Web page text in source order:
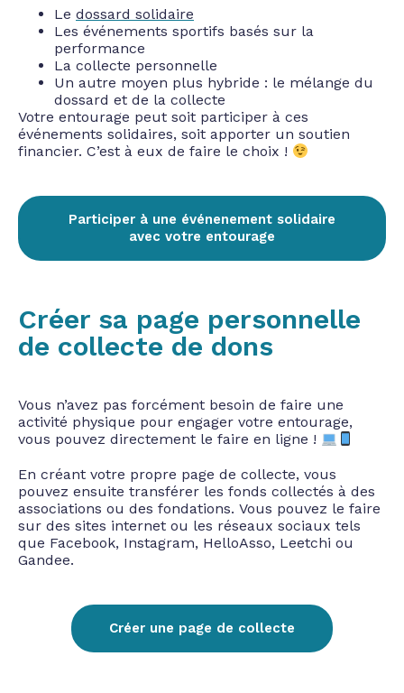
Le dossard solidaire
Les événements sportifs basés sur la
performance
La collecte personnelle
Un autre moyen plus hybride : le mélange du
dossard et de la collecte
Votre entourage peut soit participer à ces
événements solidaires, soit apporter un soutien
financier. C’est à eux de faire le choix !
Participer à une événenement solidaire
avec votre entourage
Créer sa page personnelle
de collecte de dons
Vous n’avez pas forcément besoin de faire une
activité physique pour engager votre entourage,
vous pouvez directement le faire en ligne !
En créant votre propre page de collecte, vous
pouvez ensuite transférer les fonds collectés à des
associations ou des fondations. Vous pouvez le faire
sur des sites internet ou les réseaux sociaux tels
que Facebook, Instagram, HelloAsso, Leetchi ou
Gandee.
Créer une page de collecte